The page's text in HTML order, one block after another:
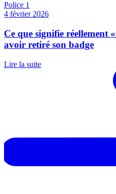
Police 1
4 février 2026
Ce que signifie réellement
avoir retiré son badge
Lire la suite